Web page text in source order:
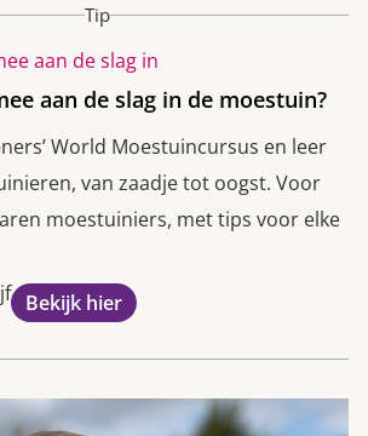
Tip
aan de slag in de moestuin?
World Moestuincursus en leer
van zaadje tot oogst. Voor
moestuiniers, met tips voor elke
Bekijk hier